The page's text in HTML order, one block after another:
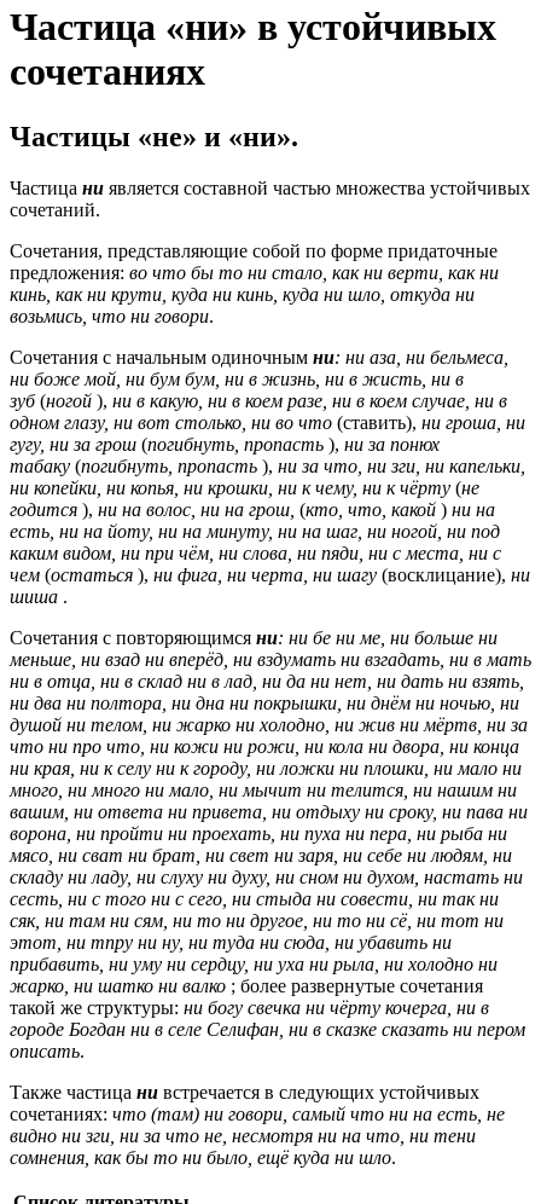
Частица «ни» в устойчивых
сочетаниях
Частицы «не» и «ни».
Частица ни является составной частью множества устойчивых
сочетаний.
Сочетания, представляющие собой по форме придаточные
предложения: во что бы то ни стало, как ни верти, как ни
кинь, как ни крути, куда ни кинь, куда ни шло, откуда ни
возьмись, что ни говори.
Сочетания с начальным одиночным ни: ни аза, ни бельмеса,
ни боже мой, ни бум бум, ни в жизнь, ни в жисть, ни в
зуб(ногой ), ни в какую, ни в коем разе, ни в коем случае, ни в
одном глазу, ни вот столько, ни во что (ставить), ни гроша, ни
гугу, ни за грош (погибнуть, пропасть ), ни за понюх
табаку (погибнуть, пропасть ), ни за что, ни зги, ни капельки,
ни копейки, ни копья, ни крошки, ни к чему, ни к чёрту (не
годится ), ни на волос, ни на грош, (кто, что, какой ) ни на
есть, ни на йоту, ни на минуту, ни на шаг, ни ногой, ни под
каким видом, ни при чём, ни слова, ни пяди, ни с места, ни с
чем (остаться ), ни фига, ни черта, ни шагу (восклицание), ни
шиша .
Сочетания с повторяющимся ни: ни бе ни ме, ни больше ни
меньше, ни взад ни вперёд, ни вздумать ни взгадать, ни в мать
ни в отца, ни в склад ни в лад, ни да ни нет, ни дать ни взять,
ни два ни полтора, ни дна ни покрышки, ни днём ни ночью, ни
душой ни телом, ни жарко ни холодно, ни жив ни мёртв, ни за
что ни про что, ни кожи ни рожи, ни кола ни двора, ни конца
ни края, ни к селу ни к городу, ни ложки ни плошки, ни мало ни
много, ни много ни мало, ни мычит ни телится, ни нашим ни
вашим, ни ответа ни привета, ни отдыху ни сроку, ни пава ни
ворона, ни пройти ни проехать, ни пуха ни пера, ни рыба ни
мясо, ни сват ни брат, ни свет ни заря, ни себе ни людям, ни
складу ни ладу, ни слуху ни духу, ни сном ни духом, настать ни
сесть, ни с того ни с сего, ни стыда ни совести, ни так ни
сяк, ни там ни сям, ни то ни другое, ни то ни сё, ни тот ни
этот, ни тпру ни ну, ни туда ни сюда, ни убавить ни
прибавить, ни уму ни сердцу, ни уха ни рыла, ни холодно ни
жарко, ни шатко ни валко ; более развернутые сочетания
такой же структуры: ни богу свечка ни чёрту кочерга, ни в
городе Богдан ни в селе Селифан, ни в сказке сказать ни пером
описать.
Также частица ни встречается в следующих устойчивых
сочетаниях: что (там) ни говори, самый что ни на есть, не
видно ни зги, ни за что не, несмотря ни на что, ни тени
сомнения, как бы то ни было, ещё куда ни шло.